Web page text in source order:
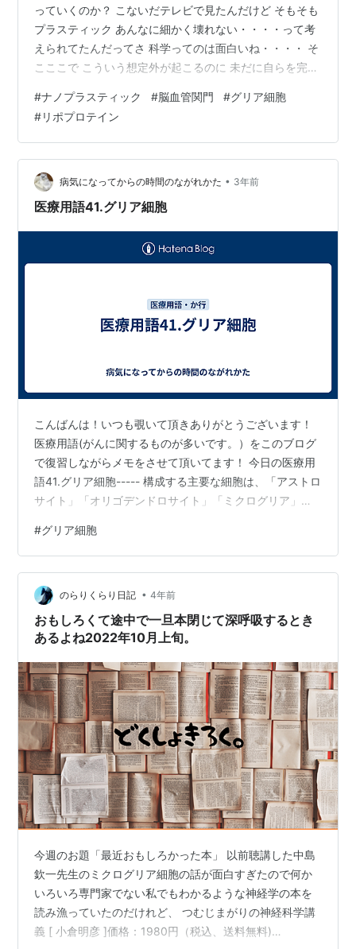
っていくのか？ こないだテレビで見たんだけど そもそも
プラスティック あんなに細かく壊れない・・・・って考
えられてたんだってさ 科学ってのは面白いね・・・・ そ
こここで こういう想定外が起こるのに 未だに自らを完全
宇宙の光や環境の刺激や きっと生き物の力も すごいんだ
は 置いておいて ナノプラスティック こいつがいとも簡
単に細胞の中に入り込むんだってさ 脳にも！！ 脳には
「脳血管関門」ってものがある 昔は これは物理的な「バ
リア」みたいなもんだと思ってた でも これはグリア細胞
なんだよ…
#ナノプラスティック #脳血管関門 #グリア細胞
#リポプロテイン
病気になってからの時間のながれかた • 3年前
医療用語41.グリア細胞
こんばんは！いつも覗いて頂きありがとうございます！
医療用語(がんに関するものが多いです。）をこのブログ
で復習しながらメモをさせて頂いてます！ 今日の医療用
語41.グリア細胞----- 構成する主要な細胞は、「アストロ
サイト」「オリゴデンドロサイト」「ミクログリア」
らす効果を次回書いてゆきます。グリア細胞=脳の健康を
支えるための細胞、だそうです！ 出典:グリア細胞とは？
わかりやすく簡単に解説！種類や機能、役割や働き、シ
ュワン細胞との違いについて | コラム | TOKYOひまわり
クリニック (tokyohimacl.com) 昨日のブログで私…
#グリア細胞
のらりくらり日記 • 4年前
おもしろくて途中で一旦本閉じて深呼吸するとき
あるよね2022年10月上旬。
今週のお題「最近おもしろかった本」 以前聴講した中島
欽一先生のミクログリア細胞の話が面白すぎたので何か
いろいろ専門家でない私でもわかるような神経学の本を
読み漁っていたのだけれど、 つむじまがりの神経科学講
義 [ 小倉明彦 ]価格：1980円（税込、送料無料)